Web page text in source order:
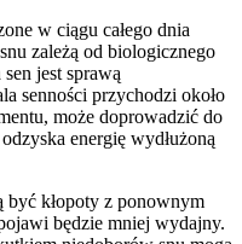
w ciągu całego dnia
zależą od biologicznego
jest sprawą
senności przychodzi około
może doprowadzić do
energię wydłużoną
być kłopoty z ponownym
będzie mniej wydajny.